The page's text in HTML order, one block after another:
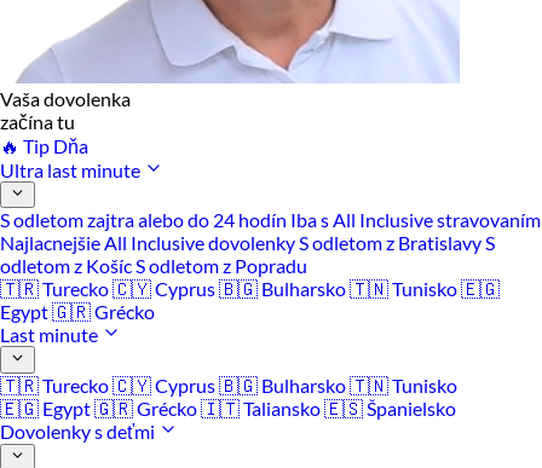
Vaša dovolenka
začína tu
🔥 Tip Dňa
Ultra last minute
S odletom zajtra alebo do 24 hodín Iba s All Inclusive stravovaním
Najlacnejšie All Inclusive dovolenkyS odletom z BratislavyS
odletom z KošícS odletom z Popradu
🇹🇷 Turecko🇨🇾 Cyprus🇧🇬 Bulharsko🇹🇳 Tunisko🇪🇬
Egypt🇬🇷 Grécko
Last minute
🇹🇷 Turecko🇨🇾 Cyprus🇧🇬 Bulharsko🇹🇳 Tunisko
🇪🇬 Egypt🇬🇷 Grécko🇮🇹 Taliansko🇪🇸 Španielsko
Dovolenky s deťmi